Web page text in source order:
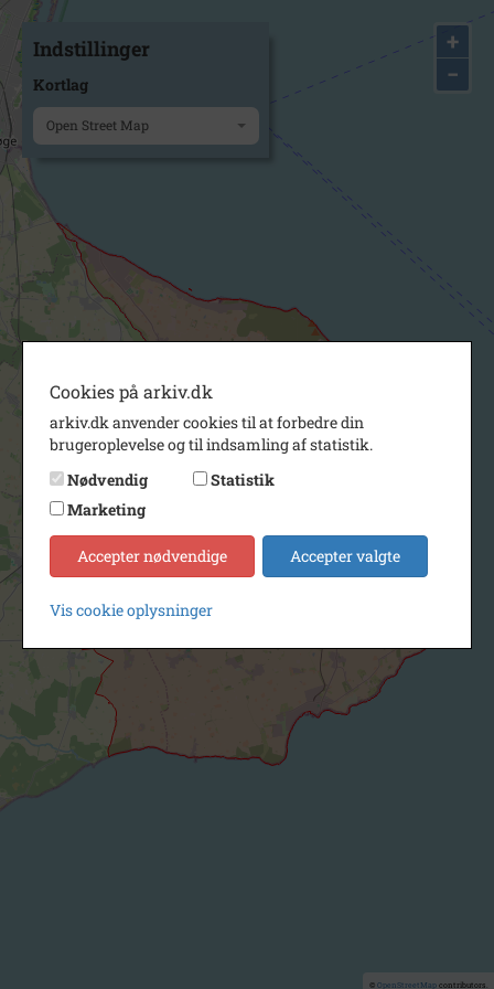
+
−
© OpenStreetMapcontributors.
Indstillinger
Kortlag
Open Street Map
Cookies på arkiv.dk
arkiv.dk anvender cookies til at forbedre din
brugeroplevelse og til indsamling af statistik.
Nødvendig
Statistik
Marketing
Accepter nødvendige Accepter valgte
Vis cookie oplysninger